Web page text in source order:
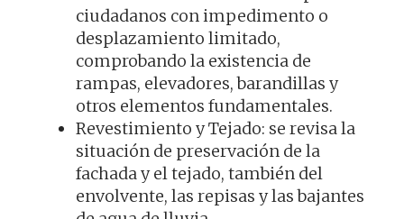
ciudadanos con impedimento o
desplazamiento limitado,
comprobando la existencia de
rampas, elevadores, barandillas y
otros elementos fundamentales.
Revestimiento y Tejado: se revisa la
situación de preservación de la
fachada y el tejado, también del
envolvente, las repisas y las bajantes